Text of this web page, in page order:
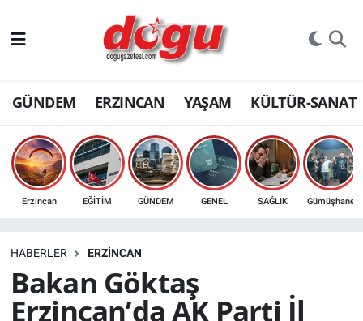
GÜNDEM ERZINCAN YAŞAM KÜLTÜR-SANAT
Erzincan EĞİTİM GÜNDEM GENEL SAĞLIK Gümüşhane
HABERLER ERZINCAN
Bakan Göktaş
Erzincan’da AK Parti İl
ERZINCAN
GÜNDEM
ERZİNCAN FOTOĞRAFLARI
SAĞLIK
EKONOMİ
Bilim, teknoloji